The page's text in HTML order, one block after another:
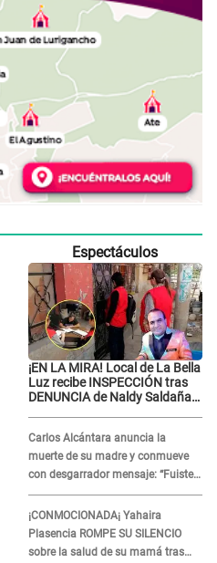
Espectáculos
¡EN LA MIRA! Local de La Bella
Luz recibe INSPECCIÓN tras
DENUNCIA de Naldy Saldaña
Carlos Alcántara anuncia la
muerte de su madre y conmueve
con desgarrador mensaje: “Fuiste
una gran mujer”
¡CONMOCIONADA¡ Yahaira
Plasencia ROMPE SU SILENCIO
sobre la salud de su mamá tras